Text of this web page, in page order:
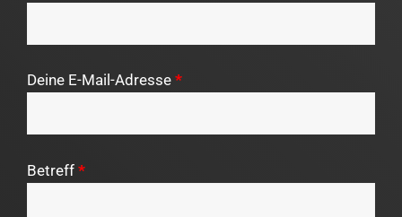
Deine E-Mail-Adresse *
Betreff *